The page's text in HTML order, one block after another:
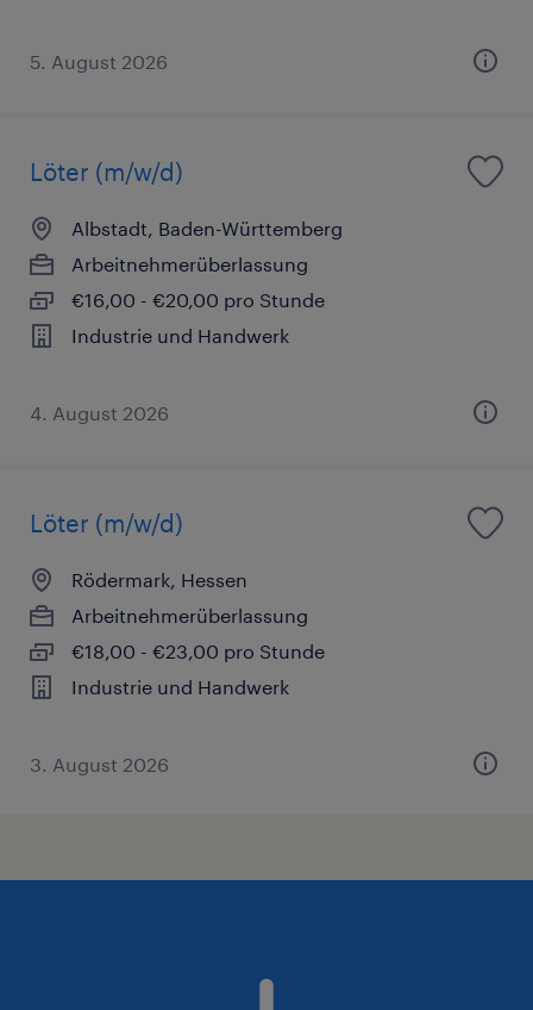
5. August 2026
Löter (m/w/d)
Albstadt, Baden-Württemberg
Arbeitnehmerüberlassung
€16,00 - €20,00 pro Stunde
Industrie und Handwerk
4. August 2026
Löter (m/w/d)
Rödermark, Hessen
Arbeitnehmerüberlassung
€18,00 - €23,00 pro Stunde
Industrie und Handwerk
3. August 2026